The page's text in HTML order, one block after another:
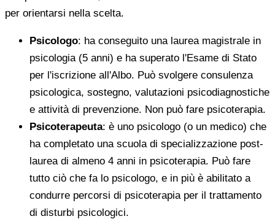
per orientarsi nella scelta.
Psicologo: ha conseguito una laurea magistrale in
psicologia (5 anni) e ha superato l'Esame di Stato
per l'iscrizione all'Albo. Può svolgere consulenza
psicologica, sostegno, valutazioni psicodiagnostiche
e attività di prevenzione. Non può fare psicoterapia.
Psicoterapeuta: è uno psicologo (o un medico) che
ha completato una scuola di specializzazione post-
laurea di almeno 4 anni in psicoterapia. Può fare
tutto ciò che fa lo psicologo, e in più è abilitato a
condurre percorsi di psicoterapia per il trattamento
di disturbi psicologici.